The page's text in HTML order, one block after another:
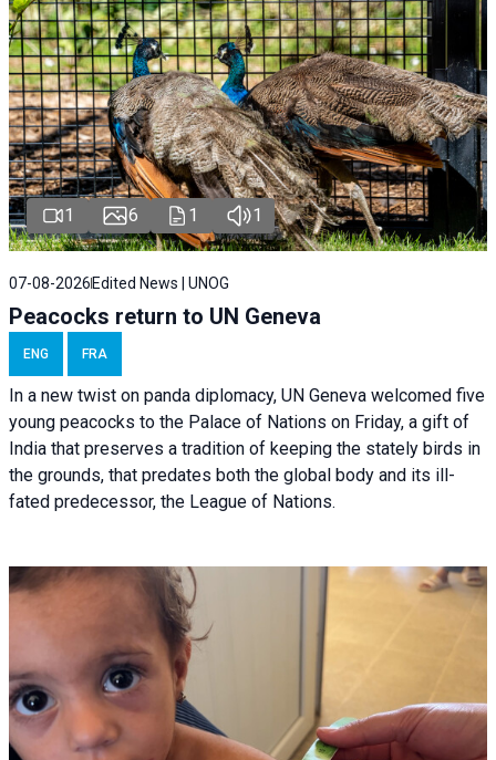
1 6 1 1
07-08-2026 Edited News | UNOG
Peacocks return to UN Geneva
ENG FRA
In a new twist on panda diplomacy, UN Geneva welcomed five
young peacocks to the Palace of Nations on Friday, a gift of
India that preserves a tradition of keeping the stately birds in
the grounds, that predates both the global body and its ill-
fated predecessor, the League of Nations.